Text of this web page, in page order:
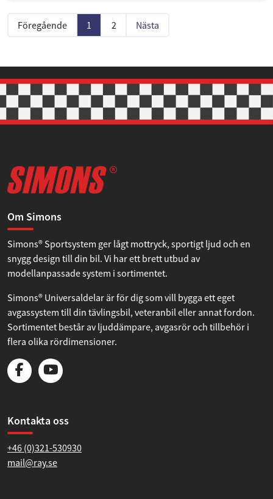
Föregående 1 2 Nästa
Om Simons
Simons® Sportsystem ger lågt mottryck, sportigt ljud och en
snygg design till din bil. Vi har ett brett utbud av
modellanpassade system i sortimentet.
Simons® Universaldelar är för dig som vill bygga ett eget
avgassystem till din tävlingsbil, veteranbil eller annat fordon.
Sortimentet består av ljuddämpare, avgasrör och tillbehör i
flera olika rördimensioner.
Kontakta oss
+46 (0)321-530930
mail@ray.se